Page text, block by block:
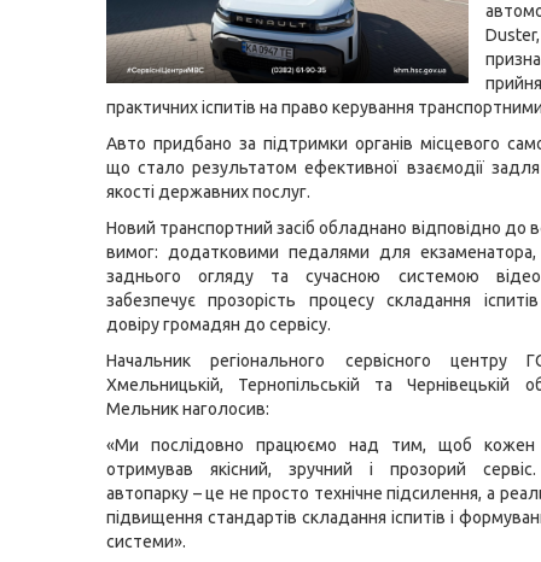
Duster,
практичних іспитів на право керування
Авто придбано за підтримки органів місцевого
що стало результатом ефективної взаємодії
якості державних послуг.
Новий транспортний засіб обладнано відповідно до
вимог: додатковими педалями для
заднього огляду та сучасною системою
забезпечує прозорість процесу складання
довіру громадян до сервісу.
Начальник регіонального сервісного
Хмельницькій, Тернопільській та Чернівецькій
Мельник наголосив:
«Ми послідовно працюємо над тим, щоб кожен
отримував якісний, зручний і прозорий
автопарку – це не просто технічне підсилення, а
підвищення стандартів складання іспитів і
системи».